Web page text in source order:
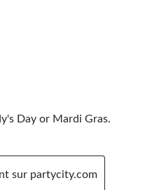
Day or Mardi Gras.
sur partycity.com